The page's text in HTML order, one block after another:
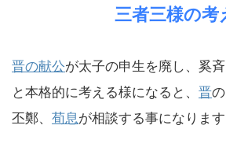
三者三様の考
晋の献公が太子の申生を廃し、奚
と本格的に考える様になると、 晋
丕鄭、 荀息が相談する事になります